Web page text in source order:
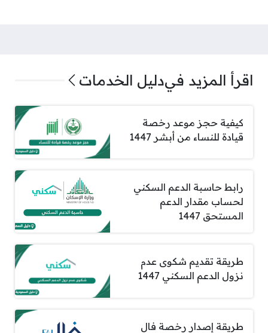
اقرأ المزيد فيدليل الخدمات
كيفية حجز موعد رخصة
قيادة للنساء من أبشر 1447
رابط حاسبة الدعم السكني
لحساب مقدار الدعم
المستحق 1447
طريقة تقديم شكوى عدم
نزول الدعم السكني 1447
طريقة إصدار رخصة فال